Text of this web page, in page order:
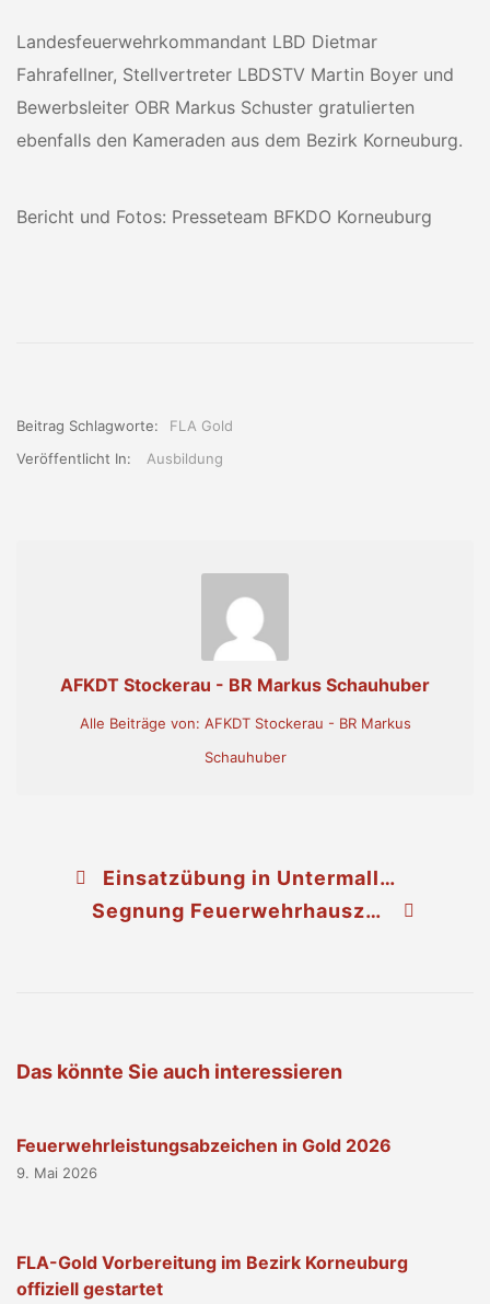
Landesfeuerwehrkommandant LBD Dietmar
Fahrafellner, Stellvertreter LBDSTV Martin Boyer und
Bewerbsleiter OBR Markus Schuster gratulierten
ebenfalls den Kameraden aus dem Bezirk Korneuburg.
Bericht und Fotos: Presseteam BFKDO Korneuburg
Beitrag Schlagworte:
FLA Gold
Veröffentlicht In:
Ausbildung
AFKDT Stockerau - BR Markus Schauhuber
Alle Beiträge von: AFKDT Stockerau - BR Markus
Schauhuber
Einsatzübung in Untermallebarn
Segnung Feuerwehrhauszubau und 45kVA Stromerzeuger in Stranzendorf
Das könnte Sie auch interessieren
Feuerwehrleistungsabzeichen in Gold 2026
9. Mai 2026
FLA-Gold Vorbereitung im Bezirk Korneuburg
offiziell gestartet